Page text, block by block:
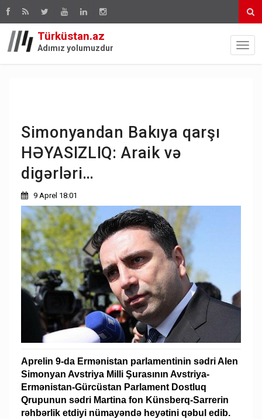
Türküstan.az
Adımız yolumuzdur
Simonyandan Bakıya qarşı
HƏYASIZLIQ: Araik və
digərləri…
9 Aprel 18:01
Aprelin 9-da Ermənistan parlamentinin sədri Alen
Simonyan Avstriya Milli Şurasının Avstriya-
Ermənistan-Gürcüstan Parlament Dostluq
Qrupunun sədri Martina fon Künsberq-Sarrerin
rəhbərlik etdiyi nümayəndə heyətini qəbul edib.